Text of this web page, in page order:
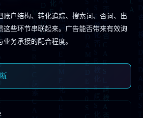
账户结构、转化追踪、搜索词、否词、出
这些环节串联起来。广告能否带来有效询
务承接的配合程度。